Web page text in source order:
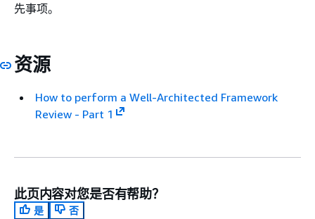
先事项。
资源
How to perform a Well-Architected Framework
Review - Part 1
此页内容对您是否有帮助？
是
否